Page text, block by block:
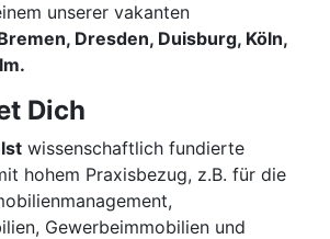
unserer vakanten
Dresden, Duisburg, Köln,
Dich
wissenschaftlich fundierte
hohem Praxisbezug, z.B. für die
Gewerbeimmobilien und